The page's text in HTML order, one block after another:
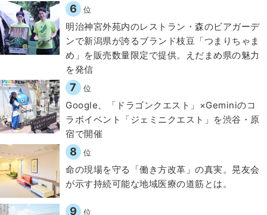
6 位
明治神宮外苑内のレストラン・森のビアガーデ
ンで新潟県が誇るブランド枝豆「つまりちゃま
め」を販売数量限定で提供。えだまめ県の魅力
を発信
7 位
Google、「ドラゴンクエスト」×Geminiのコ
ラボイベント「ジェミニクエスト」を渋谷・原
宿で開催
8 位
​命の現場を守る「働き方改革」の真実。晃友会
が示す持続可能な地域医療の道筋とは。
9 位